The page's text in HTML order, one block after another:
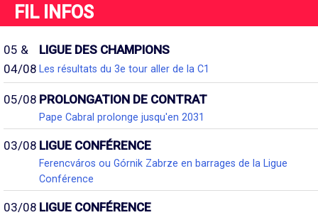
FIL INFOS
05 &
04/08
LIGUE DES CHAMPIONS
Les résultats du 3e tour aller de la C1
05/08 PROLONGATION DE CONTRAT
Pape Cabral prolonge jusqu'en 2031
03/08 LIGUE CONFÉRENCE
Ferencváros ou Górnik Zabrze en barrages de la Ligue
Conférence
03/08 LIGUE CONFÉRENCE